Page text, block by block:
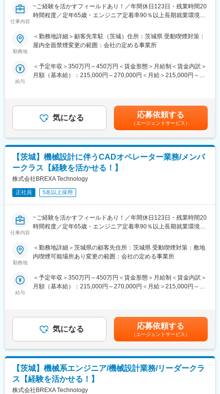
変更の範囲：会社の定める業務
※ご経験スキルに応じて別案件へのご相談も承ります。
ご面接の際に志向性に合わせて様々お話しできればと思います。
■働く環境/当社の特徴：
・全社月平均残業時間：20時間程度
り、プロジェクト、働き方など相談できる環境がございます。
・定年：65歳となっており、その後も１年更新での契約社員とし
は、会社が全額負担します。家賃補助の金額に関して、6万円（家
賃＋共益費）の物件を上限として半分を支給いたします。他にも
家族手当制度等がございます。
■福利厚生「SS&CU制度」：
エンジニア（技術社員）を対象に、キャリアチェンジを支援する
制度です。U・Iターンしたい、上流工程へ挑戦したいなど転職に
ともなうリスクを気にすることなく、社内で自分の新しいキャリ
アを形成し、可能性を広げることが可能です。シフトしたことに
ております。
変更の範囲：会社の定める業務
仕事内容
~ご経験を活かすフィールドあり！／年間休日123日・残業時間20
時間程度／定年65歳・エンジニア定着率90％以上長期就業環境あ
基本的には弊社クライアント様先に常駐していただき、業務に従
ていただきながらの業務になります。
ます。
■業務内容
◎200種類以上の育成カリキュラム
◎借上社宅制度もあります
◎資格取得支援制度にて、最大10万円の支援あり
社会人生活をイチからやり直したい！
そんなあなたにピッタリです。
◆業務内容
・自動車安全装置の開発における機械設計業務
・製品のテスト結果を元に図面修正業務
ご面接の際に志向性に合わせて様々お話しできればと思います。
・年休：123日程度
・キャリアサポート制度充実：社内に専属のカウンセラーがお
てご活躍いただけます。
・手厚い福利厚生：配属先への勤務に伴う引っ越し費用に関して
は、会社が全額負担します。家賃補助の金額に関して、6万円（家
賃＋共益費）の物件を上限として半分を支給いたします。他にも
家族手当制度等がございます。
■福利厚生「SS&CU制度」：
エンジニア（技術社員）を対象に、キャリアチェンジを支援する
制度です。U・Iターンしたい、上流工程へ挑戦したいなど転職に
勤務地
＜勤務地詳細＞顧客先常駐（茨城）住所：茨城県 受動喫煙対策：
屋内全面禁煙変更の範囲：会社の定める事業所
給与
＜予定年収＞350万円～450万円＜賃金形態＞月給制＜賃金内訳＞
月額（基本給）：215,000円～270,000円＜月給＞215,000円～
の金額であり、選考を通じて上下する可能性があります。月給(月
額)は固定手当を含めた表記です。
気になる 応募依頼する
（エージェントサービス）
【茨城】機械設計に伴うCADオペレーター業務/メンバ
ークラス【経験を活かせる！】
株式会社BREXA Technology
正社員 5名以上採用
仕事内容
~ご経験を活かすフィールドあり！／年間休日123日・残業時間20
時間程度／定年65歳・エンジニア定着率90％以上長期就業環境あ
基本的には弊社クライアント様先に常駐していただき、業務に従
ていただきながらの業務になります。
ます。
■業務内容
◎200種類以上の育成カリキュラム
◎借上社宅制度もあります
◎資格取得支援制度にて、最大10万円の支援あり
社会人生活をイチからやり直したい！
そんなあなたにピッタリです。
勤務地
＜勤務地詳細＞茨城県の顧客先住所：茨城県 受動喫煙対策：敷地
内喫煙可能場所あり変更の範囲：会社の定める事業所
給与
＜予定年収＞350万円～450万円＜賃金形態＞月給制＜賃金内訳＞
月額（基本給）：215,000円～270,000円＜月給＞215,000円～
の金額であり、選考を通じて上下する可能性があります。月給(月
額)は固定手当を含めた表記です。
気になる 応募依頼する
（エージェントサービス）
【茨城】機械系エンジニア/機械設計業務/リーダークラ
ス【経験を活かせる！】
株式会社BREXA Technology